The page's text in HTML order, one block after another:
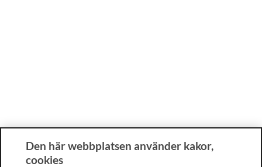
Den här webbplatsen använder kakor,
cookies